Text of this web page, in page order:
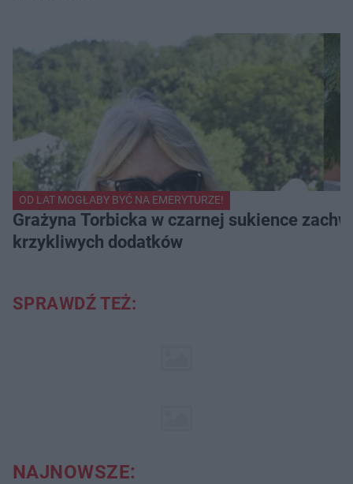
OD LAT MOGŁABY BYĆ NA EMERYTURZE!
Grażyna Torbicka w czarnej sukience
krzykliwych dodatków
SPRAWDŹ TEŻ:
NAJNOWSZE: